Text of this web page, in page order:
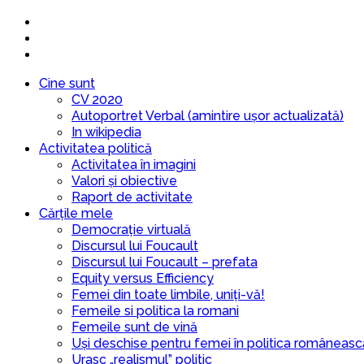
Cine sunt
CV 2020
Autoportret Verbal (amintire ușor actualizată)
In wikipedia
Activitatea politică
Activitatea în imagini
Valori și obiective
Raport de activitate
Cărțile mele
Democrație virtuală
Discursul lui Foucault
Discursul lui Foucault – prefata
Equity versus Efficiency
Femei din toate limbile, uniți-vă!
Femeile si politica la romani
Femeile sunt de vină
Uși deschise pentru femei în politica
Urasc „realismul” politic